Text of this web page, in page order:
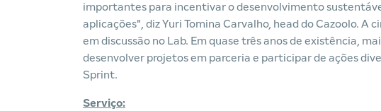
importantes para incentivar o desenvolvimento
aplicações", diz Yuri Tomina Carvalho, head do Cazoolo. A
em discussão no Lab. Em quase três anos de existência,
desenvolver projetos em parceria e participar de ações
Sprint.
Serviço: